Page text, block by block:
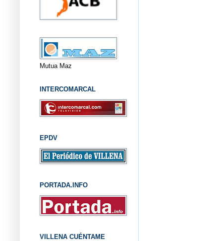
Mutua Maz
INTERCOMARCAL
EPDV
PORTADA.INFO
VILLENA CUÉNTAME